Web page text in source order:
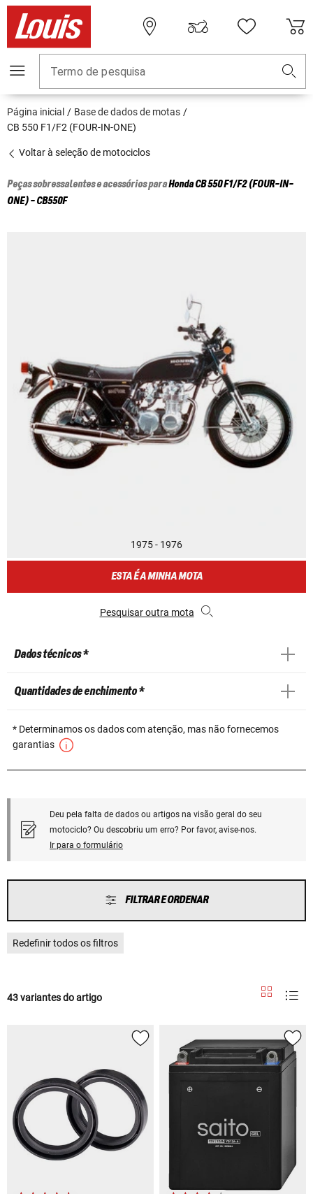
Termo de pesquisa
Página inicial
Base de dados de motas
CB 550 F1/F2 (FOUR-IN-ONE)
Voltar à seleção de motociclos
Peças sobressalentes e acessórios paraHondaCB 550 F1/F2 (FOUR-IN-
ONE) - CB550F
1975 - 1976
ESTA É A MINHA MOTA
Pesquisar outra mota
Dados técnicos *
Quantidades de enchimento *
* Determinamos os dados com atenção, mas não fornecemos
garantias
Deu pela falta de dados ou artigos na visão geral do seu
motociclo? Ou descobriu um erro? Por favor, avise-nos.
Ir para o formulário
FILTRAR E ORDENAR
Redefinir todos os filtros
43 variantes do artigo